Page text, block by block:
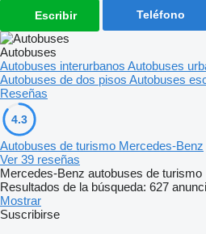
Escribir Teléfono
Autobuses
Autobuses interurbanos Autobuses
Autobuses de dos pisos Autobuses
Reseñas
4.3
Autobuses de turismo Mercedes-Benz
Ver 39 reseñas
Mercedes-Benz autobuses de turismo
Resultados de la búsqueda: 627
Mostrar
Suscribirse